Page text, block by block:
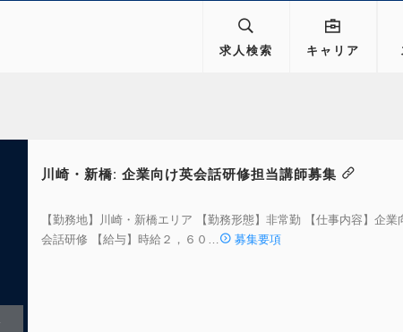
求人検索 キャリア
川崎・新橋: 企業向け英会話研修担当講師募集
【勤務地】川崎・新橋エリア 【勤務形態】非常勤 【仕事内容】企業
会話研修 【給与】時給２，６０…
募集要項